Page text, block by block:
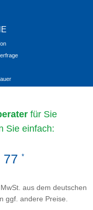
für Sie
Sie einfach:
77 *
aus dem deutschen
ggf. andere Preise.